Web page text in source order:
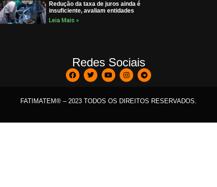
Redução da taxa de juros ainda é
insuficiente, avaliam entidades
Leia Mais »
Redes Sociais
FATIMATEM® – 2023 TODOS OS DIREITOS RESERVADOS.